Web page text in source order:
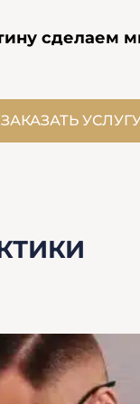
сделаем
ЗАКАЗАТЬ